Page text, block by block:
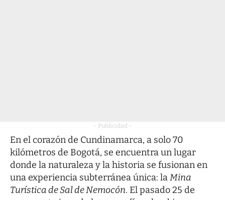
- Publicidad -
En el corazón de Cundinamarca, a solo 70
kilómetros de Bogotá, se encuentra un lugar
donde la naturaleza y la historia se fusionan en
una experiencia subterránea única: laMina
Turística de Sal de Nemocón. El pasado 25 de